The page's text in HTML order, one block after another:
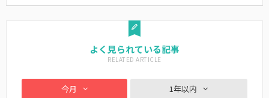
よく見られている記事
今月 1年以内